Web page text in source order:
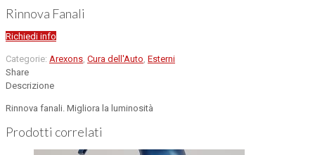
Rinnova Fanali
Richiedi info
Categorie: Arexons Cura dell'Auto Esterni
Share
Descrizione
Rinnova fanali. Migliora la luminosità
Prodotti correlati